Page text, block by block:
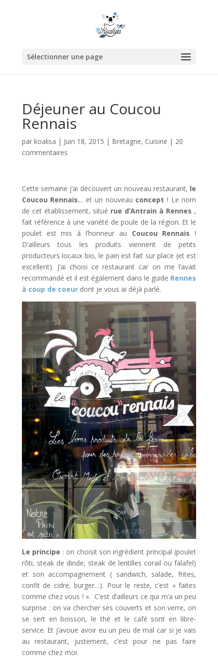
Sélectionner une page
Déjeuner au Coucou
Rennais
par koalisa | Juin 18, 2015 | Bretagne, Cuisine | 20
commentaires
Cette semaine j’ai découvert un nouveau restaurant, le
Coucou Rennais... et un nouveau concept ! Le nom
de cet établissement, situé rue d’Antrain à Rennes ,
fait référence à une variété de poule de la région. Et le
poulet est mis à l’honneur au Coucou Rennais !
D’ailleurs tous les produits viennent de petits
producteurs locaux bio, le pain est fait sur place (et est
excellent). J’ai choisi ce restaurant car on me l’avait
recommandé et il est également dans le guide Rennes
à coup de coeurdont je vous ai déjà parlé.
Le principe : on choisit son ingrédient principal (poulet
rôti, steak de dinde, steak de lentilles corail ou falafel)
et son accompagnement ( sandwich, salade, frites,
confit de cidre, burger…). Pour le reste, c’est « faites
comme chez vous ! ». C’est d’ailleurs ce qui m’a un peu
surprise : on va chercher ses couverts et son verre, on
se sert en boisson, le thé et le café sont en libre-
service. Et j’avoue avoir eu un peu de mal car si je vais
au restaurant, justement, c’est pour ne pas faire
comme chez moi.